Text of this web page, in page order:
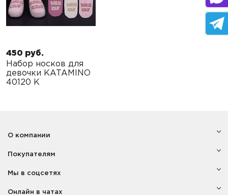
450 руб.
Набор носков для
девочки KATAMINO
40120 K
Покупателям
О компании
Мы в соцсетях
Онлайн в чатах